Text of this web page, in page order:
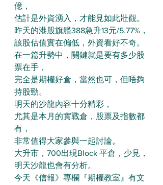
億，
估計是外資湧入，才能見如此壯觀。
昨天的港股旗艦388急升13元/5.77%，
該股估值實在偏低，外資看好不奇。
在一篇升勢中，關鍵就是要有多少股
票在手，
完全是期權好倉，當然也可，但唔夠
持股勁。
明天的沙龍內容十分精彩，
尤其是本月的實戰倉，股票及指數都
有，
非常值得大家參與一起討論。
大升市，700出現Block 平倉，少見，
明天沙龍也會有分析。
今天《信報》專欄『期權教室』有文